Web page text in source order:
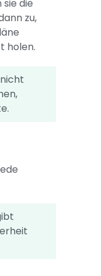
die
zu,
holen.